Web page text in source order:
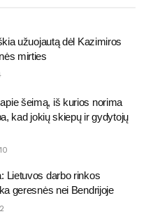
užuojautą dėl Kazimiros
mirties
šeimą, iš kurios norima
kad jokių skiepų ir gydytojų
10
Lietuvos darbo rinkos
geresnės nei Bendrijoje
2